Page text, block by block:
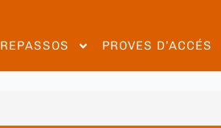
REPASSOS PROVES D’ACCÉS